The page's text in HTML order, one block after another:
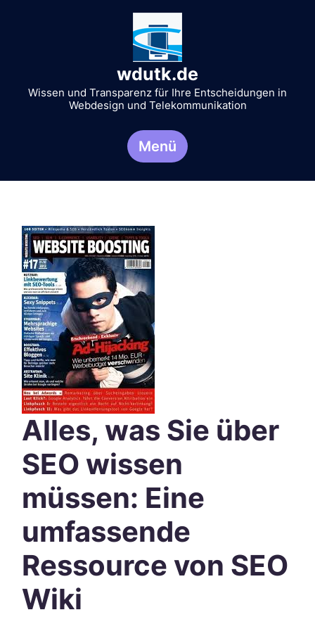
wdutk.de
Wissen und Transparenz für Ihre Entscheidungen in
Webdesign und Telekommunikation
Menü
Alles, was Sie über
SEO wissen
müssen: Eine
umfassende
Ressource von SEO
Wiki